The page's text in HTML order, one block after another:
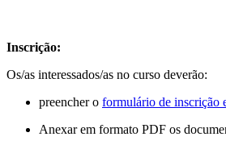
Inscrição:
Os/as interessados/as no curso deverão:
preencher o formulário de inscrição
Anexar em formato PDF os